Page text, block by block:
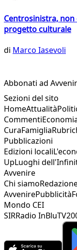
Centrosinistra, non
progetto culturale
di Marco Iasevoli
Abbonati ad
Sezioni del sito
HomeAttualità
Commenti
CuraFamiglia
Pubblicazioni
Edizioni locali
UpLuoghi
Avvenire
Chi siamo
AvvenirePubblicità
Mondo CEI
SIRRadio InBlu